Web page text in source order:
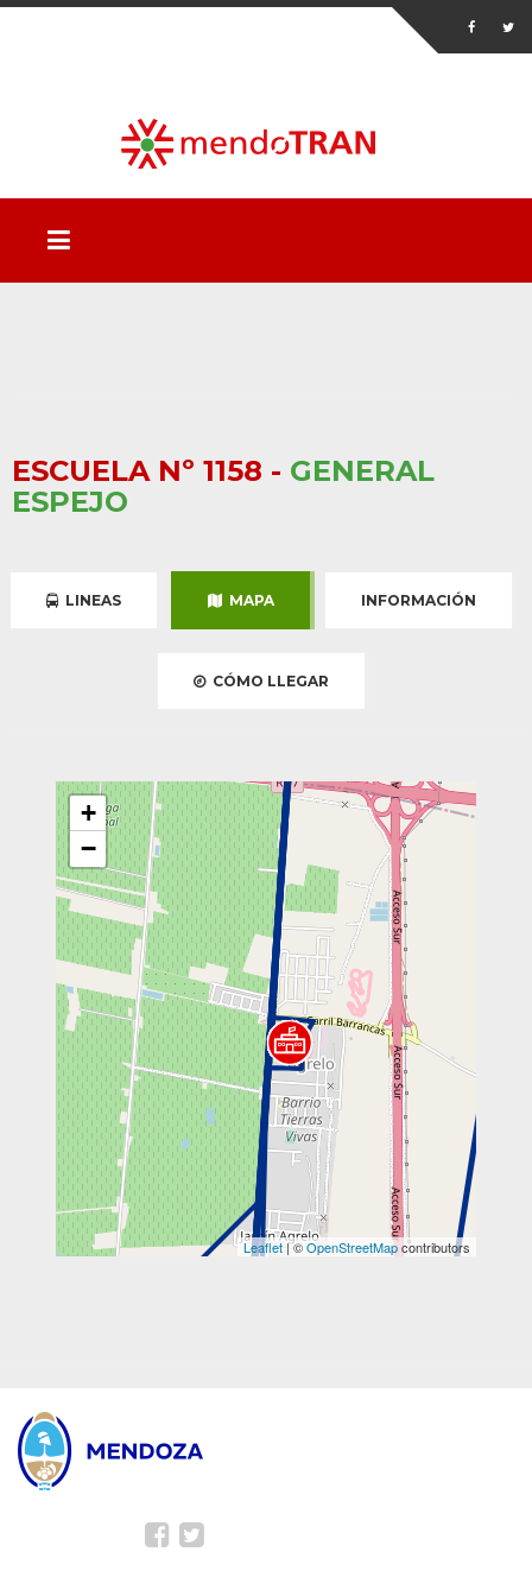
ESCUELA Nº 1158 - GENERAL
ESPEJO
LINEAS MAPA INFORMACIÓN
CÓMO LLEGAR
+
−
Leaflet| ©OpenStreetMapcontributors